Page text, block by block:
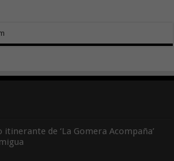
de ‘La Gomera Acompaña’